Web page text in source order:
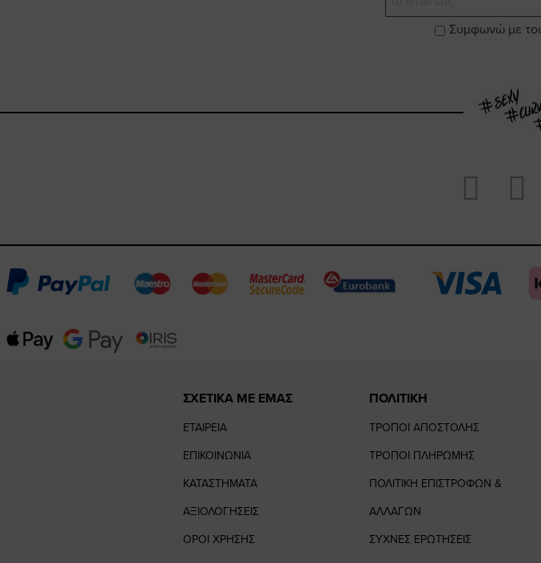
Συμφωνώ με
Visit
ΣΧΕΤΙΚΑ ΜΕ ΕΜΑΣ
ΕΤΑΙΡΕΙΑ
ΕΠΙΚΟΙΝΩΝΙΑ
ΚΑΤΑΣΤΗΜΑΤΑ
ΑΞΙΟΛΟΓΗΣΕΙΣ
ΟΡΟΙ ΧΡΗΣΗΣ
ΠΟΛΙΤΙΚΗ
ΤΡΟΠΟΙ ΑΠΟΣΤΟΛΗΣ
ΤΡΟΠΟΙ ΠΛΗΡΩΜΗΣ
ΠΟΛΙΤΙΚΗ ΕΠΙΣΤΡΟΦΩΝ &
ΑΛΛΑΓΩΝ
ΣΥΧΝΕΣ ΕΡΩΤΗΣΕΙΣ